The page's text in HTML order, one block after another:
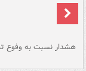
هشدار نسبت به وفوع